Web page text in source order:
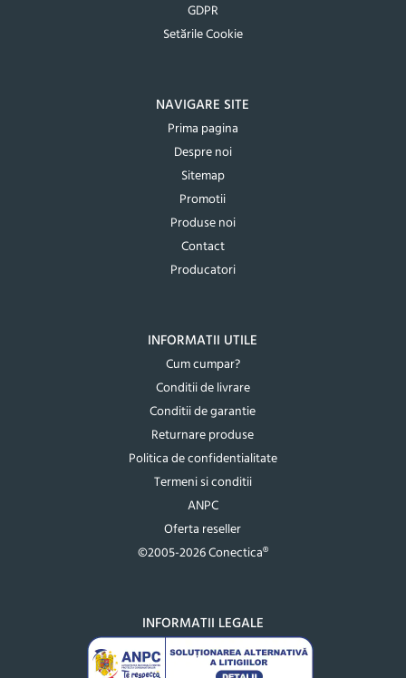
GDPR
Setările Cookie
NAVIGARE SITE
Prima pagina
Despre noi
Sitemap
Promotii
Produse noi
Contact
Producatori
INFORMATII UTILE
Cum cumpar?
Conditii de livrare
Conditii de garantie
Returnare produse
Politica de confidentialitate
Termeni si conditii
ANPC
Oferta reseller
©2005-2026 Conectica®
INFORMATII LEGALE